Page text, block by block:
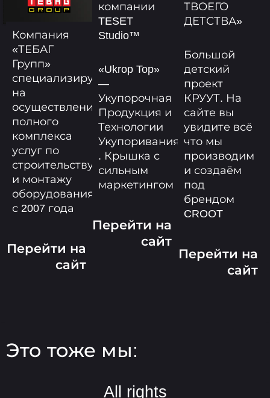
Компания
«ТЕБАГ
Групп»
специализируется
на
осуществлении
полного
комплекса
услуг по
строительству
и монтажу
оборудования.
с 2007 года
Перейти на
сайт
компании
TESET
Studio™
«Ukrop Top»
—
Укупорочная
Продукция и
Технологии
Укупоривания​
. Крышка с
сильным
маркетингом
Перейти на
сайт
ТВОЕГО
ДЕТСТВА»
Большой
детский
проект
КРУУТ. На
сайте вы
увидите всё
что мы
производим
и создаём
под
брендом
CROOT
Перейти на
сайт
Это тоже мы:
All rights